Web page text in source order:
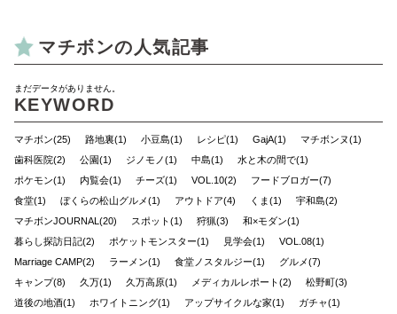
マチボンの人気記事
まだデータがありません。
KEYWORD
マチボン(25) 路地裏(1) 小豆島(1) レシピ(1) GajA(1)
マチボンヌ(1)
歯科医院(2)
公園(1) ジノモノ(1) 中島(1)
水と木の間で(1)
ポケモン(1)
内覧会(1) チーズ(1) VOL.10(2)
フードブロガー(7)
食堂(1)
ぼくらの松山グルメ(1) アウトドア(4) くま(1)
宇和島(2)
マチボンJOURNAL(20)
スポット(1) 狩猟(3)
和×モダン(1)
暮らし探訪日記(2)
ポケットモンスター(1) 見学会(1)
VOL.08(1)
Marriage CAMP(2)
ラーメン(1) 食堂ノスタルジー(1)
グルメ(7)
キャンプ(8)
久万(1) 久万高原(1) メディカルレポート(2)
松野町(3)
道後の地酒(1)
ホワイトニング(1) アップサイクルな家(1)
ガチャ(1)